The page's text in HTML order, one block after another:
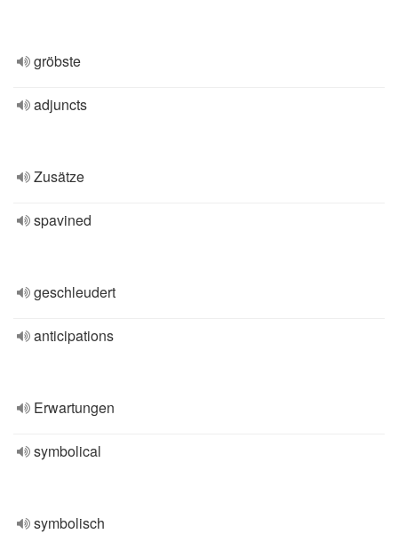
gröbste
adjuncts
Zusätze
spavined
geschleudert
anticipations
Erwartungen
symbolical
symbolisch